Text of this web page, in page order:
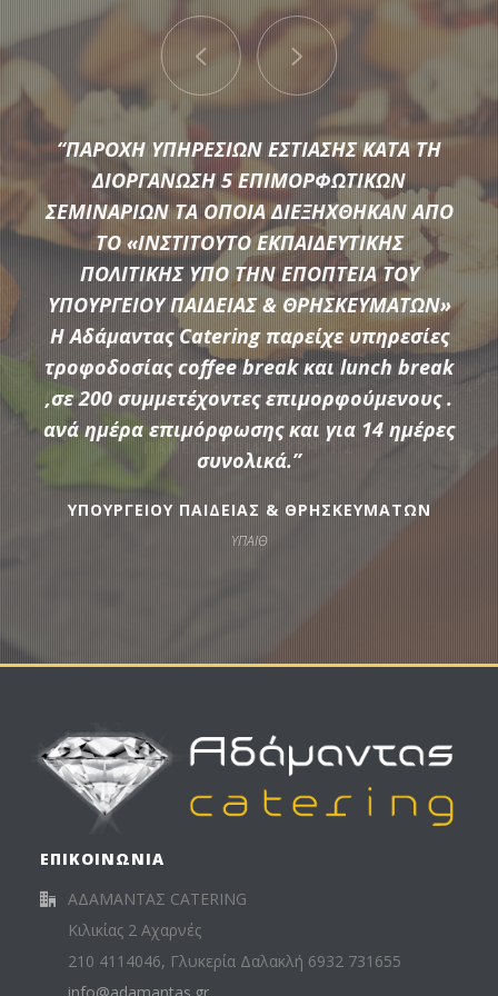
Μια μεγάλη ποικιλία από τις πιο σύγχρονες προτάσεις της
αγοράς συνθέτουν τον εξοπλισμό που διαθέτει η
Αδάμαντας Catering για να υποστηρίξουμε τις ξεχωριστές
ανάγκες κάθε εκδήλωσης.
ΠΕΡΙΣΣΟΤΕΡΑ
“ΠΑΡΟΧΗ ΥΠΗΡΕΣΙΩΝ ΕΣΤΙΑΣΗΣ ΚΑΤΑ ΤΗ
ΔΙΟΡΓΑΝΩΣΗ 5 ΕΠΙΜΟΡΦΩΤΙΚΩΝ
ΣΕΜΙΝΑΡΙΩΝ ΤΑ ΟΠΟΙΑ ΔΙΕΞΗΧΘΗΚΑΝ ΑΠΟ
ΤΟ «ΙΝΣΤΙΤΟΥΤΟ ΕΚΠΑΙΔΕΥΤΙΚΗΣ
ΠΟΛΙΤΙΚΗΣ ΥΠΟ ΤΗΝ ΕΠΟΠΤΕΙΑ ΤΟΥ
ΥΠΟΥΡΓΕΙΟΥ ΠΑΙΔΕΙΑΣ & ΘΡΗΣΚΕΥΜΑΤΩΝ»
Η Αδάμαντας Catering παρείχε υπηρεσίες
τροφοδοσίας coffee break και lunch break
,σε 200 συμμετέχοντες επιμορφούμενους .
ανά ημέρα επιμόρφωσης και για 14 ημέρες
συνολικά.”
ΥΠΟΥΡΓΕΙΟΥ ΠΑΙΔΕΙΑΣ & ΘΡΗΣΚΕΥΜΑΤΩΝ
ΥΠΑΙΘ
ΕΠΙΚΟΙΝΩΝΙΑ
ΑΔΑΜΑΝΤΑΣ CATERING
Κιλικίας 2 Αχαρνές
210 4114046, Γλυκερία Δαλακλή 6932 731655